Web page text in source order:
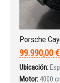
Porsche
99.990,00 €
Ubicación:
Motor:4000